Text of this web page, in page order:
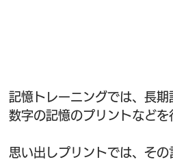
記憶トレーニングでは、長
数字の記憶のプリントなど
思い出しプリントでは、そ